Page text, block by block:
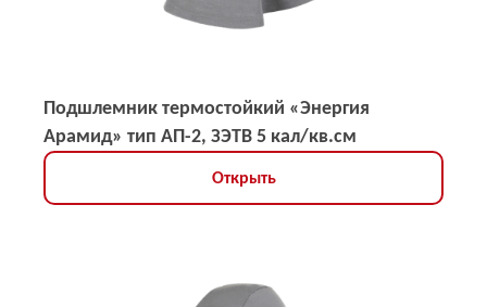
Подшлемник термостойкий «Энергия
Арамид» тип АП-2, ЗЭТВ 5 кал/кв.см
Открыть